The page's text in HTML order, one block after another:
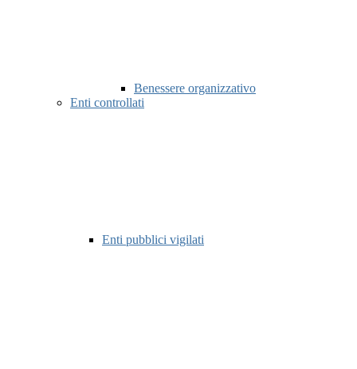
Benessere organizzativo
Enti controllati
Enti pubblici vigilati